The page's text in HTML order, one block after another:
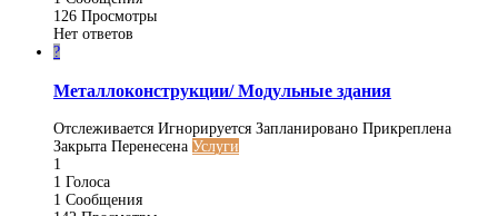
126 Просмотры
Нет ответов
?
Металлоконструкции/ Модульные здания
Отслеживается Игнорируется Запланировано Прикреплена
Закрыта Перенесена Услуги
1
1 Голоса
1 Сообщения